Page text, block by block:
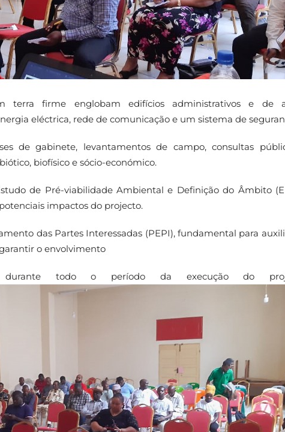
terra firme englobam edifícios administrativos e de
eléctrica, rede de comunicação e um sistema de
de gabinete, levantamentos de campo, consultas
biofísico e sócio-económico.
de Pré-viabilidade Ambiental e Definição do Âmbito
impactos do projecto.
das Partes Interessadas (PEPI), fundamental para
o envolvimento
durante todo o período da execução do